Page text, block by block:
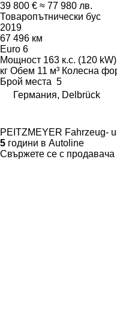
39 800 € ≈ 77 980 лв.
Товаропътнически бус
2019
67 496 км
Euro 6
Мощност 163 к.с. (120 kW)
кг Обем 11 м³ Колесна
Брой места 5
Германия, Delbrück
PEITZMEYER Fahrzeug-
5 години в Autoline
Свържете се с продавача